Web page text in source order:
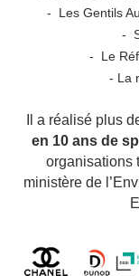
- Les Gentils
-
- Le
- La
Il a réalisé plus
en 10 ans de
organisations
ministère de